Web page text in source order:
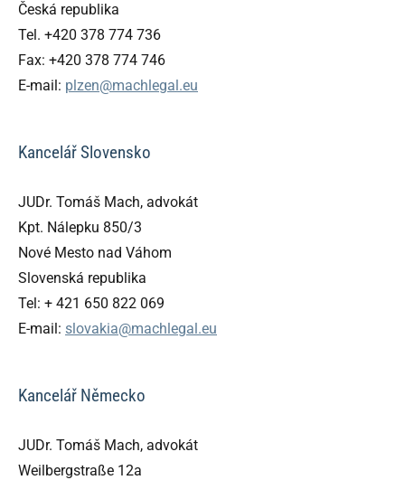
Česká republika
Tel. +420 378 774 736
Fax: +420 378 774 746
E-mail: plzen@machlegal.eu
Kancelář Slovensko
JUDr. Tomáš Mach, advokát
Kpt. Nálepku 850/3
Nové Mesto nad Váhom
Slovenská republika
Tel: + 421 650 822 069
E-mail: slovakia@machlegal.eu
Kancelář Německo
JUDr. Tomáš Mach, advokát
Weilbergstraße 12a